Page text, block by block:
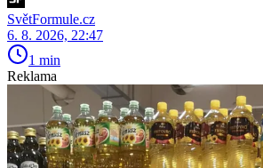
SvětFormule.cz
6. 8. 2026, 22:47
1 min
Reklama